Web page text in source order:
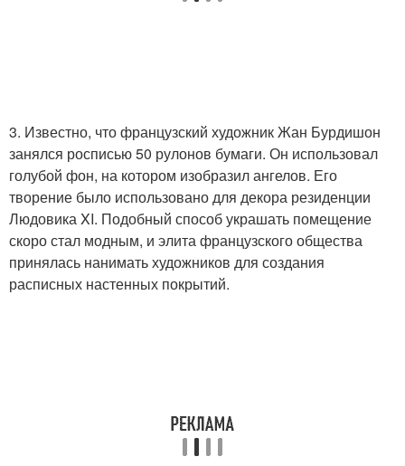
3. Известно, что французский художник Жан Бурдишон
занялся росписью 50 рулонов бумаги. Он использовал
голубой фон, на котором изобразил ангелов. Его
творение было использовано для декора резиденции
Людовика XI. Подобный способ украшать помещение
скоро стал модным, и элита французского общества
принялась нанимать художников для создания
расписных настенных покрытий.